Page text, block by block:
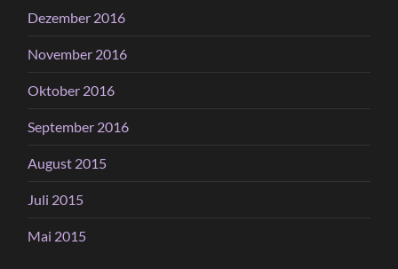
Dezember 2016
November 2016
Oktober 2016
September 2016
August 2015
Juli 2015
Mai 2015